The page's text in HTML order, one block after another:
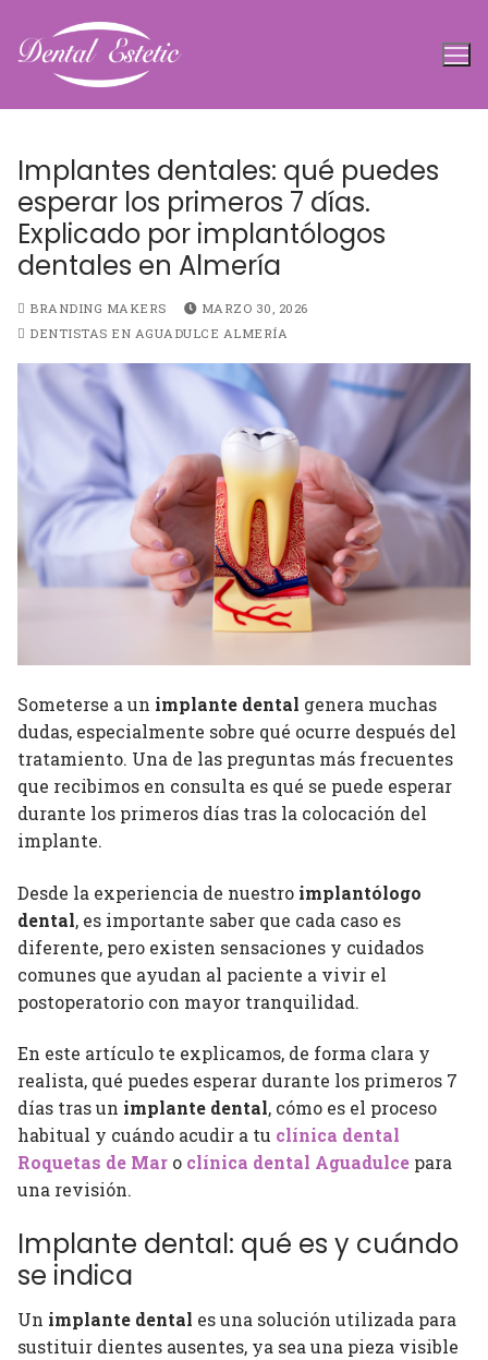
contenido
Implantes dentales: qué puedes
esperar los primeros 7 días.
Explicado por implantólogos
dentales en Almería
BRANDING MAKERS
MARZO 30, 2026
DENTISTAS EN AGUADULCE ALMERÍA
Someterse a un implante dental genera muchas
dudas, especialmente sobre qué ocurre después del
tratamiento. Una de las preguntas más frecuentes
que recibimos en consulta es qué se puede esperar
durante los primeros días tras la colocación del
implante.
Desde la experiencia de nuestro implantólogo
dental, es importante saber que cada caso es
diferente, pero existen sensaciones y cuidados
comunes que ayudan al paciente a vivir el
postoperatorio con mayor tranquilidad.
En este artículo te explicamos, de forma clara y
realista, qué puedes esperar durante los primeros 7
días tras un implante dental, cómo es el proceso
habitual y cuándo acudir a tu clínica dental
Roquetas de Mar o clínica dental Aguadulce para
una revisión.
Implante dental: qué es y cuándo
se indica
Un implante dental es una solución utilizada para
sustituir dientes ausentes, ya sea una pieza visible